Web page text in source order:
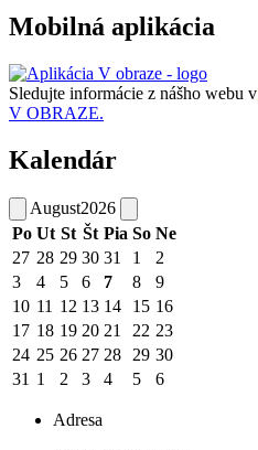
Mobilná aplikácia
Sledujte informácie z nášho webu v
V OBRAZE.
Kalendár
August2026
Po Ut St Št Pia So Ne
27 28 29 30 31 1
2
3
4 5 6 7 8
9
10 11 12 13 14 15 16
17 18 19 20 21 22 23
24 25 26 27 28 29 30
31 1 2 3 4 5 6
Adresa